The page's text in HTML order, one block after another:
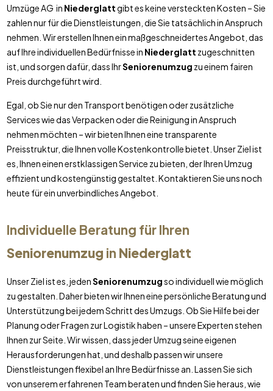
Umzüge AG in Niederglattgibt es keine versteckten Kosten – Sie
zahlen nur für die Dienstleistungen, die Sie tatsächlich in Anspruch
nehmen. Wir erstellen Ihnen ein maßgeschneidertes Angebot, das
auf Ihre individuellen Bedürfnisse in Niederglatt zugeschnitten
ist, und sorgen dafür, dass IhrSeniorenumzug zu einem fairen
Preis durchgeführt wird.
Egal, ob Sie nur den Transport benötigen oder zusätzliche
Services wie das Verpacken oder die Reinigung in Anspruch
nehmen möchten – wir bieten Ihnen eine transparente
Preisstruktur, die Ihnen volle Kostenkontrolle bietet. Unser Ziel ist
es, Ihnen einen erstklassigen Service zu bieten, der Ihren Umzug
effizient und kostengünstig gestaltet. Kontaktieren Sie uns noch
heute für ein unverbindliches Angebot.
Individuelle Beratung für Ihren
Seniorenumzug in Niederglatt
Unser Ziel ist es, jedenSeniorenumzugso individuell wie möglich
zu gestalten. Daher bieten wir Ihnen eine persönliche Beratung und
Unterstützung bei jedem Schritt des Umzugs. Ob Sie Hilfe bei der
Planung oder Fragen zur Logistik haben – unsere Experten stehen
Ihnen zur Seite. Wir wissen, dass jeder Umzug seine eigenen
Herausforderungen hat, und deshalb passen wir unsere
Dienstleistungen flexibel an Ihre Bedürfnisse an. Lassen Sie sich
von unserem erfahrenen Team beraten und finden Sie heraus, wie